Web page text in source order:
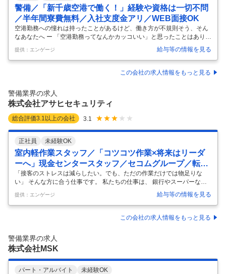
警備／「新千歳空港で働く！」経験や資格は一切不問
／半年間寮費無料／入社支度金アリ／WEB面接OK
空港勤務への憧れは持ったことがあるけど、働き方が不規則そう、そん
なあなたへ ー 「空港勤務ってなんかカッコいい」と思ったことはありま
せんか？ 「でも休みが少ないし、働き方も不規則で大変そう」と思った
ことはありませんか？ 「専門的な知識も必要そうで未経験では難しいの
では」と思ったことはありませんか？ ＼3～4日勤務で1～2日のお休
み！／ 当社はこの勤務の仕方が基本なので、先の予定も組みやすいのが
ご用意。基本的に寮から空港へ送迎もあるので、出退勤はラクチン！ ＼
夜勤はないので体への負担も少ない！／ シフトは遅くても、22：00で
終…
提供：エンゲージ 給与等の情報を見る
この会社の求人情報をもっと見る
警備業界の求人
株式会社アサヒセキュリティ
総合評価3.1 以上の会社 3.1
正社員 未経験OK
室内軽作業スタッフ／「コツコツ作業×将来はリーダ
ーへ」現金センタースタッフ／セコムグループ／転勤
なし／名古屋
「接客のストレスは減らしたい。でも、ただの作業だけでは物足りな
い」 そんな方に合う仕事です。 私たちの仕事は、 銀行やスーパーなど
から回収された現金を扱う仕事。 接客はありませんが、 チームで協力し
ながら進める仕事です。 そして将来的には、 現場をまとめるリーダーと
しての役割も担っていただきます。 【入社後】 ・現金を機械に投入 ・
金額確認（自動計数） ・釣銭準備 ・現金袋の仕分け・運搬（※一部あ
教育 ・チーム全体の業務管理 現場を支える“監督的ポジション”へステッ
プアップ可能 ■この仕事の特徴 ・接客なし（対お客様対応なし
提供：エンゲージ 給与等の情報を見る
この会社の求人情報をもっと見る
警備業界の求人
株式会社MSK
パート・アルバイト 未経験OK